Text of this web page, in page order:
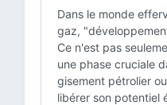
Dans le monde
gaz,
Ce n'est pas
une phase cruciale
gisement pétrolier
libérer son potentiel